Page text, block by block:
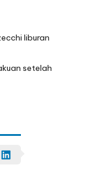
liburan
setelah